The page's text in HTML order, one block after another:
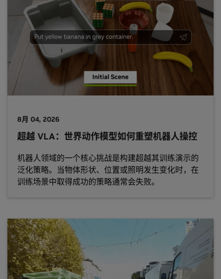
8月 04, 2026
超越 VLA：世界动作模型如何重塑机器人操控
机器人领域的一个核心挑战是构建超越其训练演示的
泛化策略。当物体形状、位置或照明发生变化时，在
训练场景中取得成功的策略通常会失败。